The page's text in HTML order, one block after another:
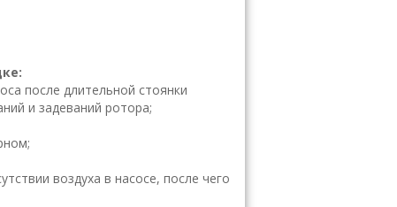
после длительной стоянки
и задеваний ротора;
воздуха в насосе, после чего